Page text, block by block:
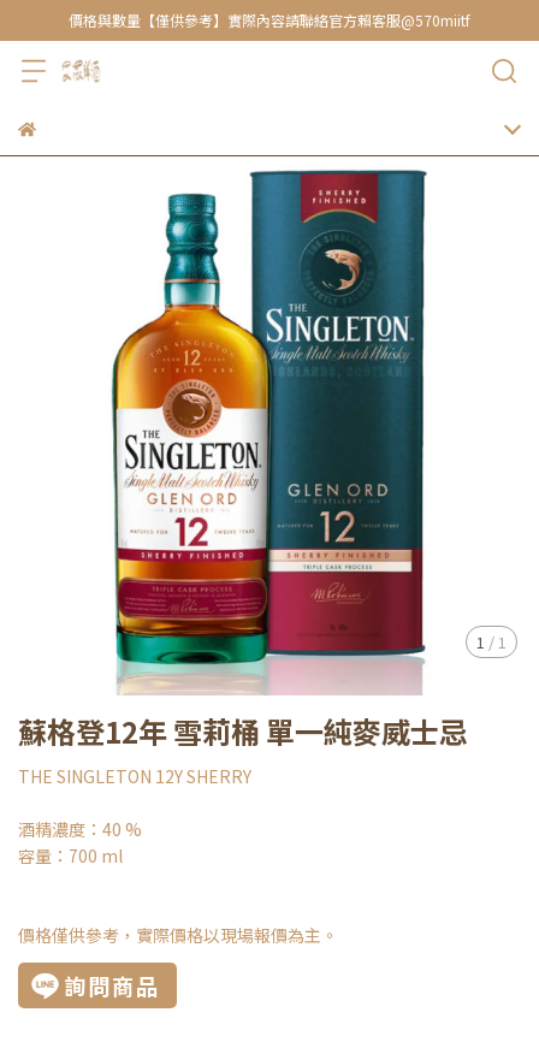
價格與數量【僅供參考】實際內容請聯絡官方賴客服@570miitf
1 / 1
蘇格登12年 雪莉桶 單一純麥威士忌
THE SINGLETON 12Y SHERRY
酒精濃度：40 %
容量：700 ml
價格僅供參考，實際價格以現場報價為主。
詢問商品